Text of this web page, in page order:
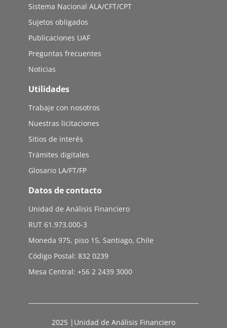
Sistema Nacional ALA/CFT/CPT
Sujetos obligados
Publicaciones UAF
Preguntas frecuentes
Noticias
Utilidades
Trabaje con nosotros
Nuestras licitaciones
Sitios de interés
Trámites digitales
Glosario LA/FT/FP
Datos de contacto
Unidad de Análisis Financiero
RUT 61.973.000-3
Moneda 975, piso 15, Santiago, Chile
Código Postal: 832 0239
Mesa Central: +56 2 2439 3000
2025 |Unidad de Análisis Financiero